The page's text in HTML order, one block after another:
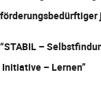
förderungsbedürftiger
“STABIL –
Initiative – Lernen”